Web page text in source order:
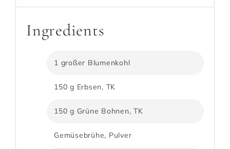
Ingredients
1 großer Blumenkohl
150 g Erbsen, TK
150 g Grüne Bohnen, TK
Gemüsebrühe, Pulver